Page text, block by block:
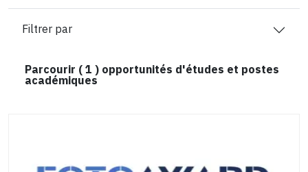
Filtrer par
Parcourir (1 ) opportunités d'études et postes
académiques